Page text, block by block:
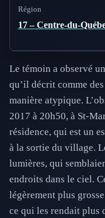
Région
17 – Centre-du-
Le témoin a observé
qu’il décrit comme
manière atypique.
2017 à 20h50, à St-
résidence, qui est un
à la sortie du village.
lumières, qui
endroits dans le ciel.
légèrement plus
ce qui les rendait plus